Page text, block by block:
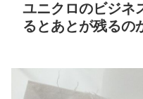
ユニクロのビジネ
るとあとが残るの